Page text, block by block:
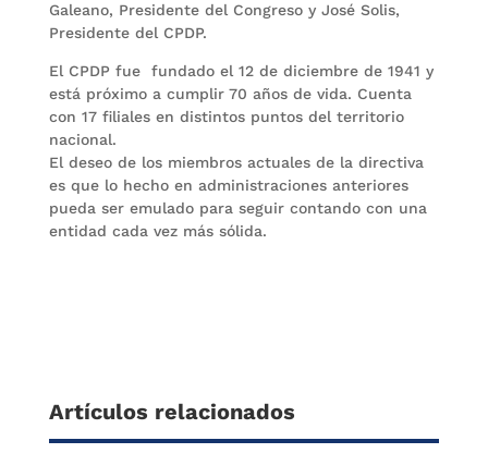
Galeano, Presidente del Congreso y José Solis,
Presidente del CPDP.
El CPDP fue fundado el 12 de diciembre de 1941 y
está próximo a cumplir 70 años de vida. Cuenta
con 17 filiales en distintos puntos del territorio
nacional.
El deseo de los miembros actuales de la directiva
es que lo hecho en administraciones anteriores
pueda ser emulado para seguir contando con una
entidad cada vez más sólida.
Artículos relacionados